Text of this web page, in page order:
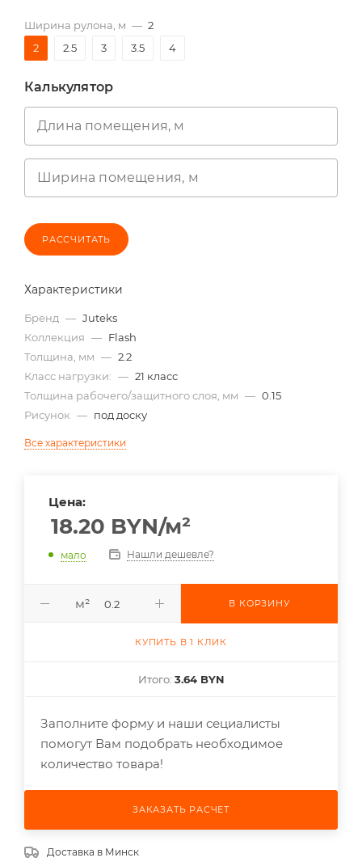
Ширина рулона, м — 2
2
2.5 3 3.5 4
Калькулятор
Длина помещения, м
Ширина помещения, м
РАССЧИТАТЬ
Характеристики
Бренд — Juteks
Коллекция — Flash
Толщина, мм — 2.2
Класс нагрузки: — 21 класс
Толщина рабочего/защитного слоя, мм — 0.15
Рисунок — под доску
Все характеристики
Цена:
18.20 BYN/м²
мало Нашли дешевле?
м² В КОРЗИНУ
КУПИТЬ В 1 КЛИК
Итого: 3.64 BYN
Заполните форму и наши сециалисты
помогут Вам подобрать необходимое
количество товара!
ЗАКАЗАТЬ РАСЧЕТ
Доставка в Минск